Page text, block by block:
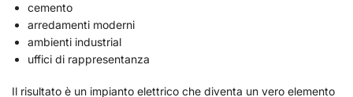
cemento
arredamenti moderni
ambienti industrial
uffici di rappresentanza
Il risultato è un impianto elettrico che diventa un vero elemento